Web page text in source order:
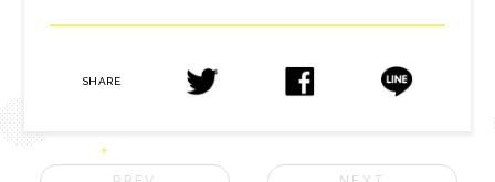
SHARE